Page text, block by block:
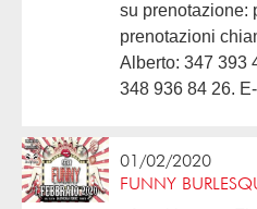
su prenotazione:
prenotazioni
Alberto: 347 393
348 936 84 26.
01/02/2020
FUNNY